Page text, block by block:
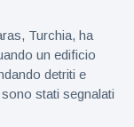
Turchia, ha
un edificio
detriti e
stati segnalati